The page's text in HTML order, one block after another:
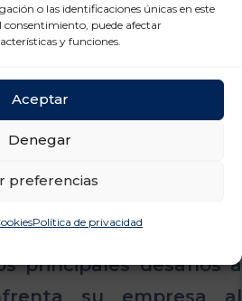
o las identificaciones únicas en este
consentimiento, puede afectar
y funciones.
Aceptar
Denegar
preferencias
Política de privacidad
principales desafíos a
su empresa al